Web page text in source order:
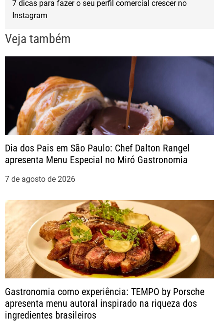
g
o
d
e
P
o
s
t
7 dicas para fazer o seu perfil comercial crescer no
Instagram
Veja também
Dia dos Pais em São Paulo: Chef Dalton Rangel
apresenta Menu Especial no Miró Gastronomia
7 de agosto de 2026
Gastronomia como experiência: TEMPO by Porsche
apresenta menu autoral inspirado na riqueza dos
ingredientes brasileiros